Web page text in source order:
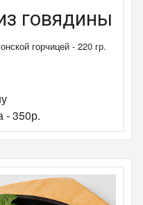
говядины
горчицей - 220 гр.
- 350р.